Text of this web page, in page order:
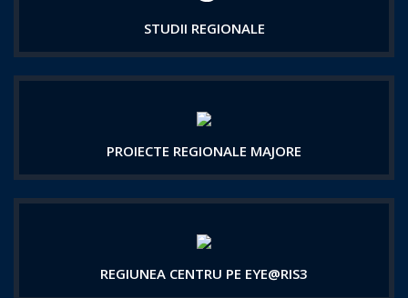
STUDII REGIONALE
PROIECTE REGIONALE MAJORE
REGIUNEA CENTRU PE EYE@RIS3